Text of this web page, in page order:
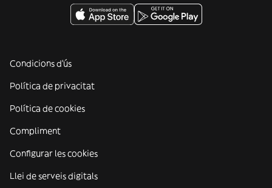
Condicions d'ús
Política de privacitat
Política de cookies
Compliment
Configurar les cookies
Llei de serveis digitals